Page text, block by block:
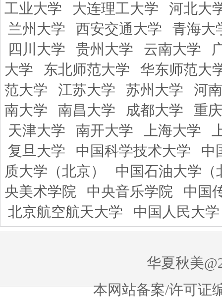
工业大学
大连理工大学
河北大
兰州大学
西安交通大学
青海大
四川大学
贵州大学 云南大学
大学
东北师范大学
华东师范大
范大学
江苏大学 苏州大学
河
南大学
南昌大学 成都大学
重
天津大学
南开大学 上海大学
复旦大学
中国科学技术大学
中
质大学（北京）
中国石油大学（
央美术学院
中央音乐学院
中国
北京航空航天大学
中国人民大学
华夏秋美
本网站备案/许可证